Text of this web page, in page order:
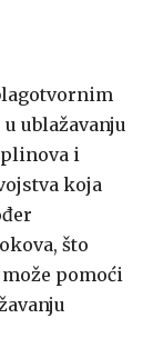
ublažavanju
i
koja
što
pomoći